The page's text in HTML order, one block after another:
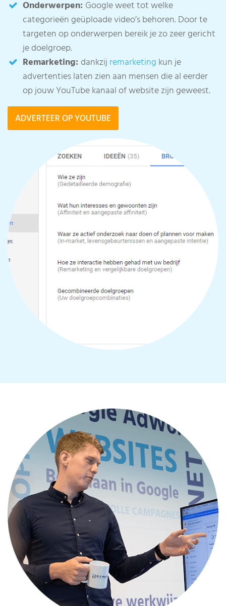
Onderwerpen: Google weet tot welke
categorieën geüploade video’s behoren. Door te
targeten op onderwerpen bereik je zo zeer gericht
je doelgroep.
Remarketing: dankzij remarketing kun je
advertenties laten zien aan mensen die al eerder
op jouw YouTube kanaal of website zijn geweest.
ADVERTEER OP YOUTUBE